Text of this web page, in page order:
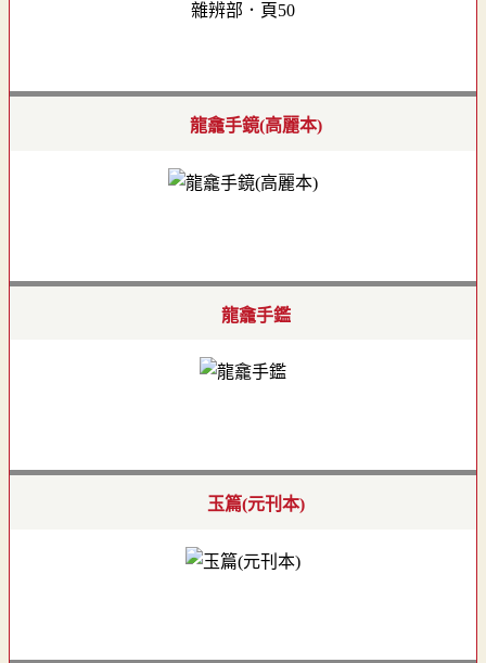
雜辨部．頁50
龍龕手鏡(高麗本)
龍龕手鑑
玉篇(元刊本)